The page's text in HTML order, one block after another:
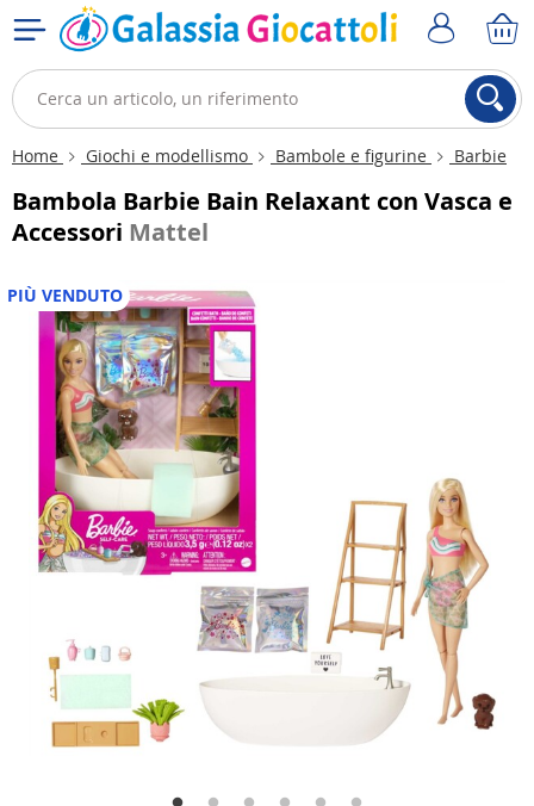
Home Giochi e modellismo Bambole e figurine Barbie
Bambola Barbie Bain Relaxant con Vasca e
Accessori Mattel
PIÙ VENDUTO